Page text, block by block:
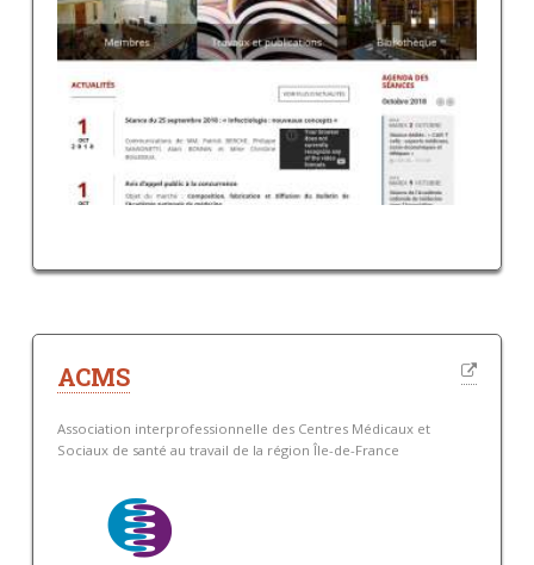
ACMS
Association interprofessionnelle des Centres Médicaux et
Sociaux de santé au travail de la région Île-de-France